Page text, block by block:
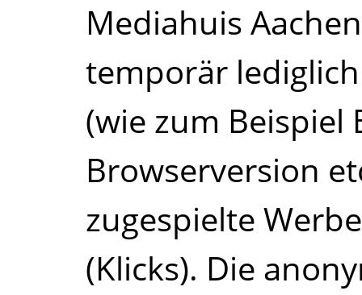
Mediahuis
temporär
(wie zum Beispiel
Browserversion
zugespielte
(Klicks). Die